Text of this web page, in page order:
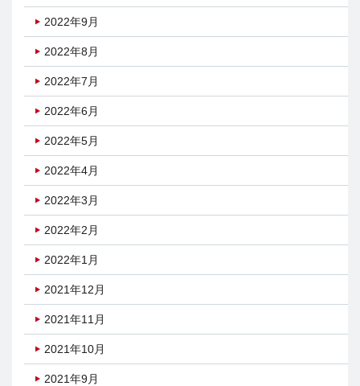
2022年9月
2022年8月
2022年7月
2022年6月
2022年5月
2022年4月
2022年3月
2022年2月
2022年1月
2021年12月
2021年11月
2021年10月
2021年9月